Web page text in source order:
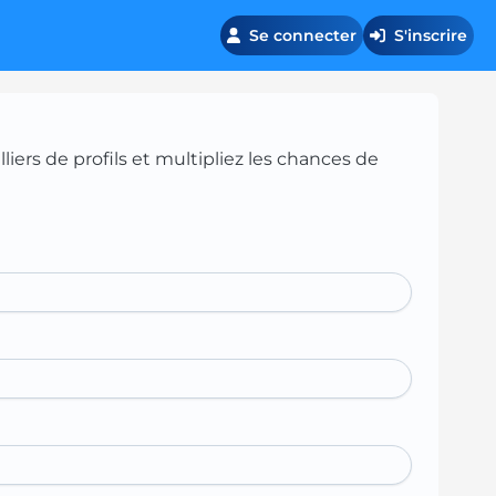
Se connecter S'inscrire
de profils et multipliez les chances de